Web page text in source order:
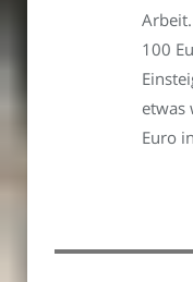
100
etwas
Euro